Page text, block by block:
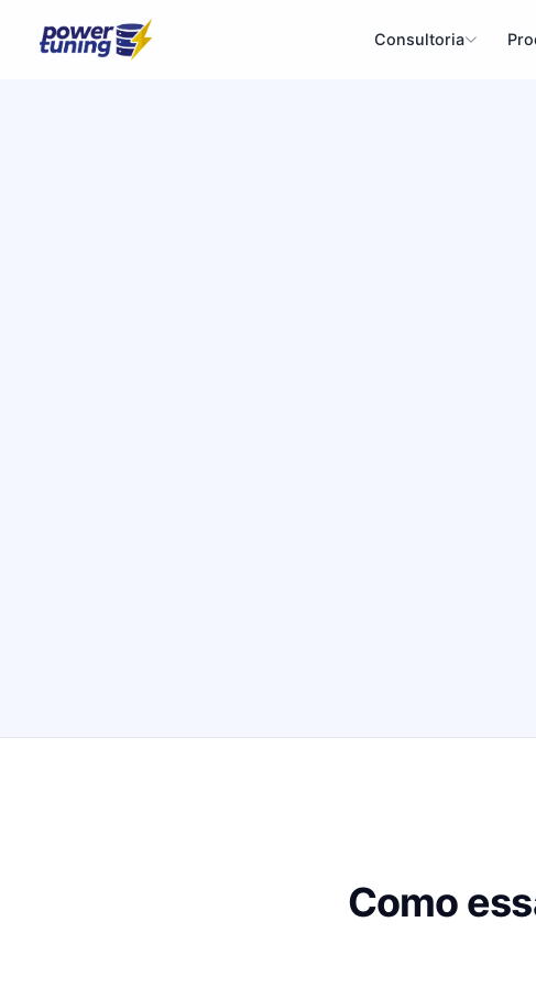
Consultoria
Como